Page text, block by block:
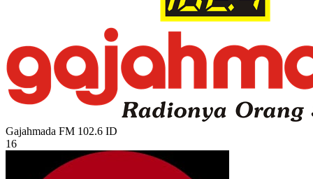
Gajahmada FM 102.6 ID
16